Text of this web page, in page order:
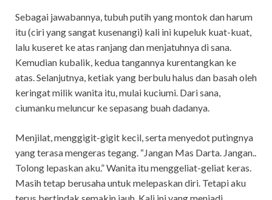
Sebagai jawabannya, tubuh putih yang montok dan harum
itu (ciri yang sangat kusenangi) kali ini kupeluk kuat-kuat,
lalu kuseret ke atas ranjang dan menjatuhnya di sana.
Kemudian kubalik, kedua tangannya kurentangkan ke
atas. Selanjutnya, ketiak yang berbulu halus dan basah oleh
keringat milik wanita itu, mulai kuciumi. Dari sana,
ciumanku meluncur ke sepasang buah dadanya.
Menjilat, menggigit-gigit kecil, serta menyedot putingnya
yang terasa mengeras tegang. “Jangan Mas Darta. Jangan..
Tolong lepaskan aku.” Wanita itu menggeliat-geliat keras.
Masih tetap berusaha untuk melepaskan diri. Tetapi aku
terus bertindak semakin jauh. Kali ini yang menjadi